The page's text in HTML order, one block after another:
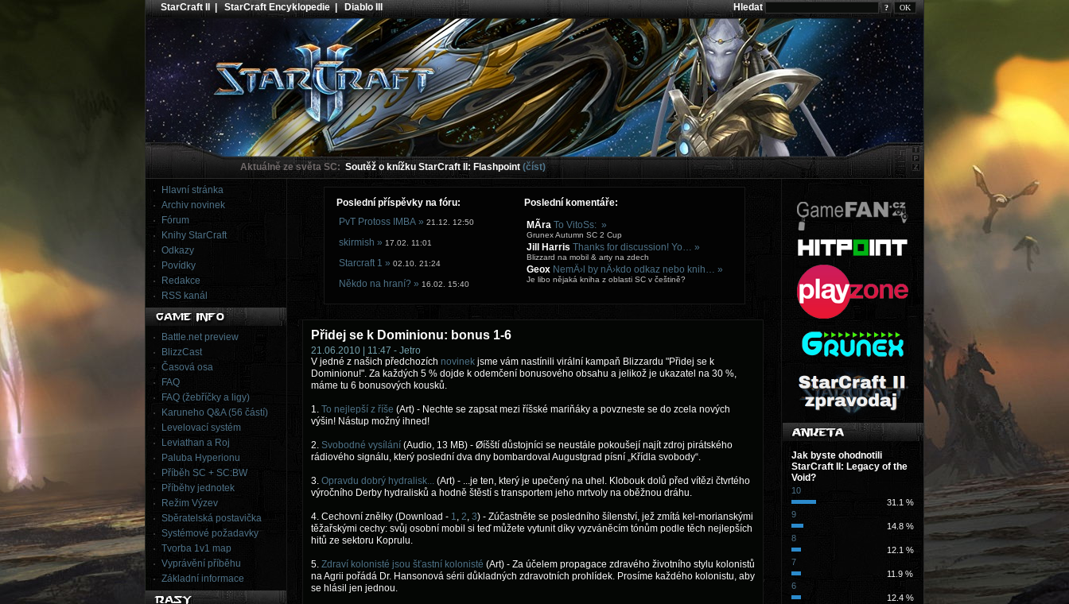
StarCraft II |StarCraft Encyklopedie|Diablo III Hledat ?
Aktuálně ze světa SC: Soutěž o knížku StarCraft II: Flashpoint (číst)
Hlavní stránka
Archiv novinek
Fórum
Knihy StarCraft
Odkazy
Povídky
Redakce
RSS kanál
Battle.net preview
BlizzCast
Časová osa
FAQ
FAQ (žebříčky a ligy)
Karuneho Q&A (56 částí)
Levelovací systém
Leviathan a Roj
Paluba Hyperionu
Příběh SC + SC:BW
Příběhy jednotek
Režim Výzev
Sběratelská postavička
Systémové požadavky
Tvorba 1v1 map
Vyprávění příběhu
Základní informace
Poslední příspěvky na fóru:
Poslední komentáře:
PvT Protoss IMBA » 21.12. 12:50
skirmish » 17.02. 11:01
Starcraft 1 » 02.10. 21:24
Někdo na hraní? » 16.02. 15:40
MÃ­ra To VitoSs: »
Grunex Autumn SC 2 Cup
Jill Harris Thanks for discussion! Yo… »
Blizzard na mobil & arty na zdech
Geox NemÄ›l by nÄ›kdo odkaz nebo knih… »
Je libo nějaká kniha z oblasti SC v češtině?
Přidej se k Dominionu: bonus 1-6
21.06.2010 | 11:47 - Jetro
V jedné z našich předchozích novinek jsme vám nastínili virální kampaň Blizzardu "Přidej se k
Dominionu!". Za každých 5 % dojde k odemčení bonusového obsahu a jelikož je ukazatel na 30 %,
máme tu 6 bonusových kousků.
1. To nejlepší z říše (Art) - Nechte se zapsat mezi říšské mariňáky a povzneste se do zcela nových
výšin! Nástup možný ihned!
2. Svobodné vysílání (Audio, 13 MB) - Øíšští důstojníci se neustále pokoušejí najít zdroj pirátského
rádiového signálu, který poslední dva dny bombardoval Augustgrad písní „Křídla svobody“.
3. Opravdu dobrý hydralisk... (Art) - ...je ten, který je upečený na uhel. Klobouk dolů před vítězi čtvrtého
výročního Derby hydralisků a hodně štěstí s transportem jeho mrtvoly na oběžnou dráhu.
4. Cechovní znělky (Download - 1, 2, 3) - Zúčastněte se posledního šílenství, jež zmítá kel-morianskými
těžařskými cechy: svůj osobní mobil si teď můžete vytunit díky vyzváněcím tónům podle těch nejlepších
hitů ze sektoru Koprulu.
5. Zdraví kolonisté jsou šťastní kolonisté (Art) - Za účelem propagace zdravého životního stylu kolonistů
na Agrii pořádá Dr. Hansonová sérii důkladných zdravotních prohlídek. Prosíme každého kolonistu, aby
se hlásil jen jednou.
Jak byste ohodnotili
StarCraft II: Legacy of the
Void?
10
31.1 %
9
14.8 %
8
12.1 %
7
11.9 %
6
12.4 %